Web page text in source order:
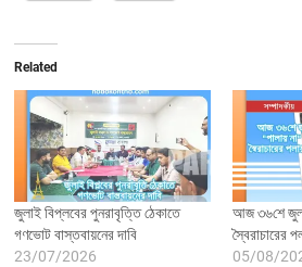
Related
জুলাই বিপ্লবের পুনরাবৃত্তি ঠেকাতে
গণভোট বাস্তবায়নের দাবি
23/07/2026
আজ ৩৬শে
স্বৈরাচারের
05/08/